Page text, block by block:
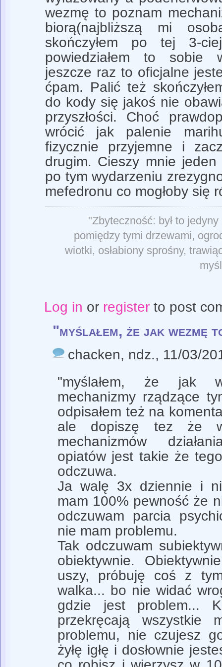
wezmę to poznam
biorą(najbliższą mi
skończyłem po tej 3-
powiedziałem to sobie
jeszcze raz to oficjalne
ćpam. Palić też
do kody się jakoś nie
przyszłości. Choć
wrócić jak palenie
fizycznie przyjemne i
drugim. Cieszy mnie
po tym wydarzeniu
mefedronu co mogłoby się
"Zbyteczność: był to
pomiędzy tymi drzewami,
wiotki, osłabiony sprośny,
Log in or registerto post
"myślałem, że jak wezmę
chacken, ndz., 11/03/
"myślałem, że jak
mechanizmy rządzące
odpisałem też na
ale dopiszę tez że
mechanizmów
opiatów jest takie że
odczuwa.
Ja walę 3x dziennie i
mam 100% pewność że
odczuwam parcia
nie mam problemu.
Tak odczuwam
obiektywnie.
uszy, próbuję coś z
walka... bo nie widać
gdzie jest problem...
przekręcają wszystkie
problemu, nie czujesz
żyłę igłę i dosłownie